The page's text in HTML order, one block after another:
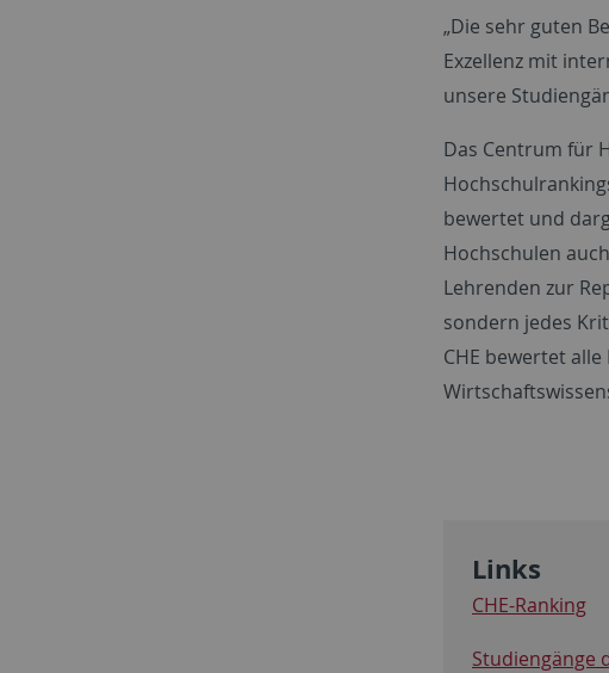
„Die sehr guten
Exzellenz mit
unsere
Das Centrum für
bewertet und
Hochschulen
Lehrenden zur
sondern jedes
CHE bewertet
Links
CHE-Ranking
Studiengänge